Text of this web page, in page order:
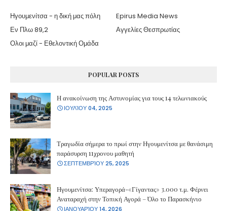
Ηγουμενίτσα - η δική μας πόλη
Epirus Media News
Εν Πλω 89,2
Αγγελίες Θεσπρωτίας
Ολοι μαζί - Εθελοντική Ομάδα
POPULAR POSTS
Η ανακοίνωση της Αστυνομίας για τους 14 τελωνιακούς
ΙΟΥΛΊΟΥ 04, 2025
Τραγωδία σήμερα το πρωί στην Ηγουμενίτσα με θανάσιμη
παράσυρση 11χρονου μαθητή
ΣΕΠΤΕΜΒΡΊΟΥ 25, 2025
Ηγουμενίτσα: Υπεραγορά-«Γίγαντας» 3.000 τ.μ. Φέρνει
Αναταραχή στην Τοπική Αγορά – Όλο το Παρασκήνιο
ΙΑΝΟΥΑΡΊΟΥ 14, 2026